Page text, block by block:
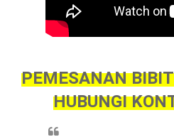
PEMESANAN
HUBUNGI